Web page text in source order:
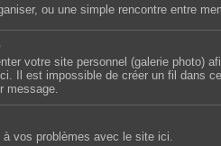
ou une simple rencontre entre
votre site personnel (galerie photo)
Il est impossible de créer un fil dans
message.
vos problèmes avec le site ici.